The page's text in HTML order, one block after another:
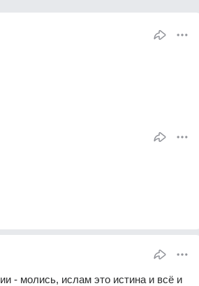
- молись, ислам это истина и всё и